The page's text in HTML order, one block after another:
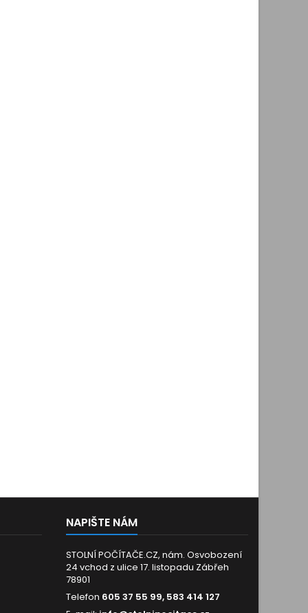
NAPIŠTE NÁM
STOLNÍ POČÍTAČE.CZ, nám. Osvobození
24 vchod z ulice 17. listopadu Zábřeh
78901
Telefon 605 37 55 99, 583 414 127